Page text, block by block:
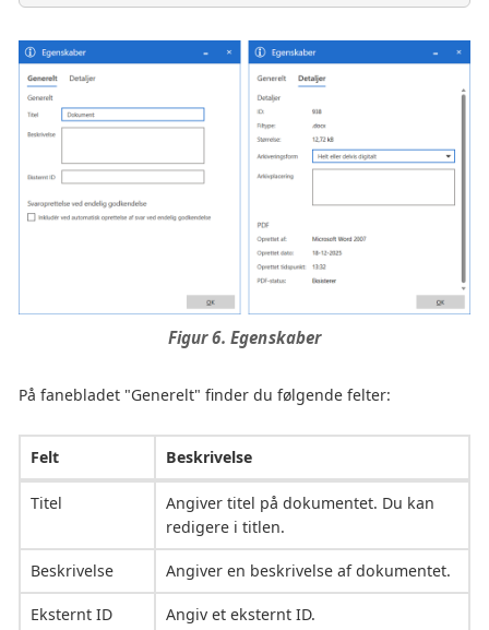
Figur 6. Egenskaber
På fanebladet "Generelt" finder du følgende felter:
Felt Beskrivelse
Titel
Angiver titel på dokumentet. Du kan
redigere i titlen.
Beskrivelse Angiver en beskrivelse af dokumentet.
Eksternt ID Angiv et eksternt ID.